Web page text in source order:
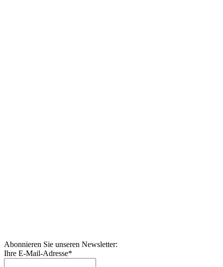
Abonnieren Sie unseren Newsletter:
Ihre E-Mail-Adresse*